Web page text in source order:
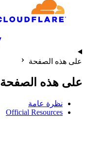
على هذه الصفحة
على هذه الصفحة
نظرة عامة
Official Resources